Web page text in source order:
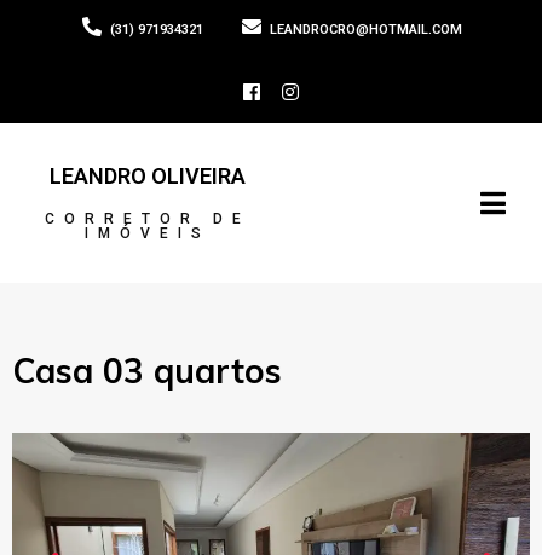
(31) 971934321 LEANDROCRO@HOTMAIL.COM
LEANDRO OLIVEIRA
CORRETOR DE
IMÓVEIS
Casa 03 quartos